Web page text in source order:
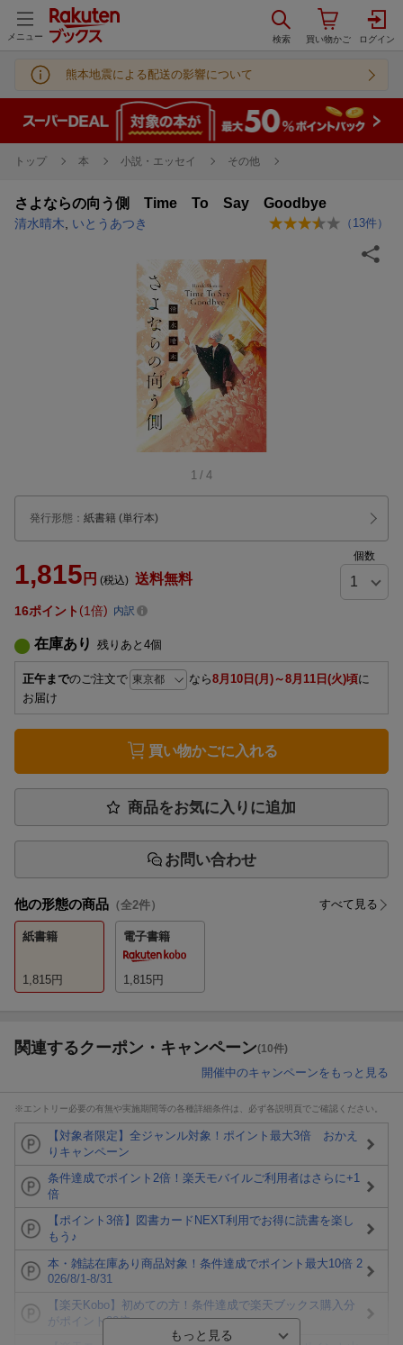
メニュー
熊本地震による配送の影響について
トップ 本 小説・エッセイ その他
さよならの向う側 Time To Say Goodbye
清水晴木 いとうあつき （ 13件）
1 / 4
発行形態 ： 紙書籍 (単行本)
1,815 円 (税込) 送料無料
個数
16ポイント 1倍 内訳
在庫あり 残りあと 4個
正午までのご注文で なら8月10日(月)～8月11日(火)頃に
お届け
買い物かごに入れる
商品をお気に入りに追加
お問い合わせ
他の形態の商品 （全2件） すべて見る
紙書籍
1,815円
電子書籍
1,815円
関連するクーポン・キャンペーン(10件)
開催中のキャンペーンをもっと見る
※エントリー必要の有無や実施期間等の各種詳細条件は、必ず各説明頁でご確認ください。
【対象者限定】全ジャンル対象！ポイント最大3倍 おかえ
りキャンペーン
条件達成でポイント2倍！楽天モバイルご利用者はさらに+1
倍
【ポイント3倍】図書カードNEXT利用でお得に読書を楽し
もう♪
本・雑誌在庫あり商品対象！条件達成でポイント最大10倍 2
026/8/1-8/31
【楽天Kobo】初めての方！条件達成で楽天ブックス購入分
がポイント20倍